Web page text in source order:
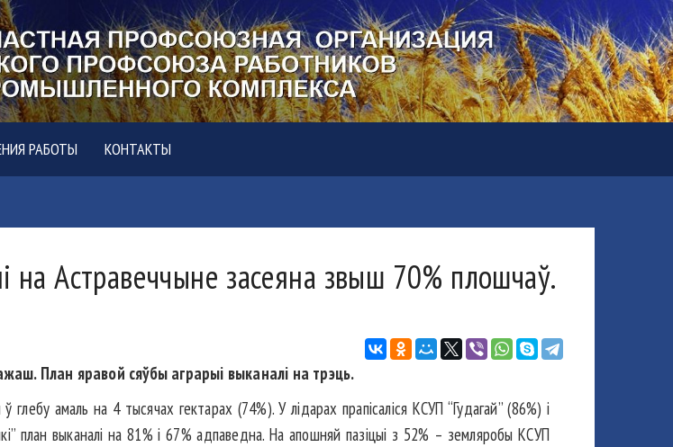
РАБОТЫ КОНТАКТЫ
на Астравеччыне засеяна звыш 70% плошчаў.
План яравой сяўбы аграрыі выканалі на трэць.
амаль на 4 тысячах гектарах (74%). У лідарах прапісаліся КСУП “Гудагай” (86%) і
план выканалі на 81% і 67% адпаведна. На апошняй пазіцыі з 52% – земляробы КСУП